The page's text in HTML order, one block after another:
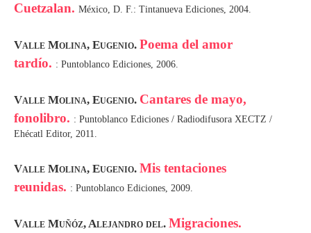
Cuetzalan. México, D. F.: Tintanueva Ediciones, 2004.
Valle Molina, Eugenio. Poema del amor
tardío. : Puntoblanco Ediciones, 2006.
Valle Molina, Eugenio. Cantares de mayo,
fonolibro. : Puntoblanco Ediciones / Radiodifusora XECTZ /
Ehécatl Editor, 2011.
Valle Molina, Eugenio. Mis tentaciones
reunidas. : Puntoblanco Ediciones, 2009.
Valle Muñóz, Alejandro del. Migraciones.